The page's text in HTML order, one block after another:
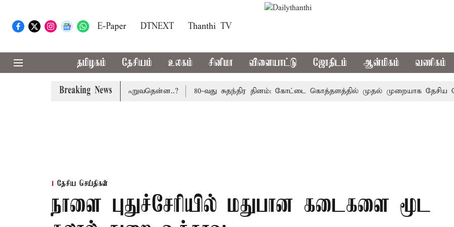
E-Paper DTNEXT Thanthi TV
தமிழகம் தேசியம் உலகம் சினிமா விளையாட்டு ஜோதிடம் ஆன்மிகம் வணிகம்
Breaking News
மத்திய அரசு கூறுவதென்ன..? 80-வது சுதந்திர தினம்: கோட்டை கொத்தளத்தில் முதல் முறையாக தேசிய
தேசிய செய்திகள்
நாளை புதுச்சேரியில் மதுபான கடைகளை மூட